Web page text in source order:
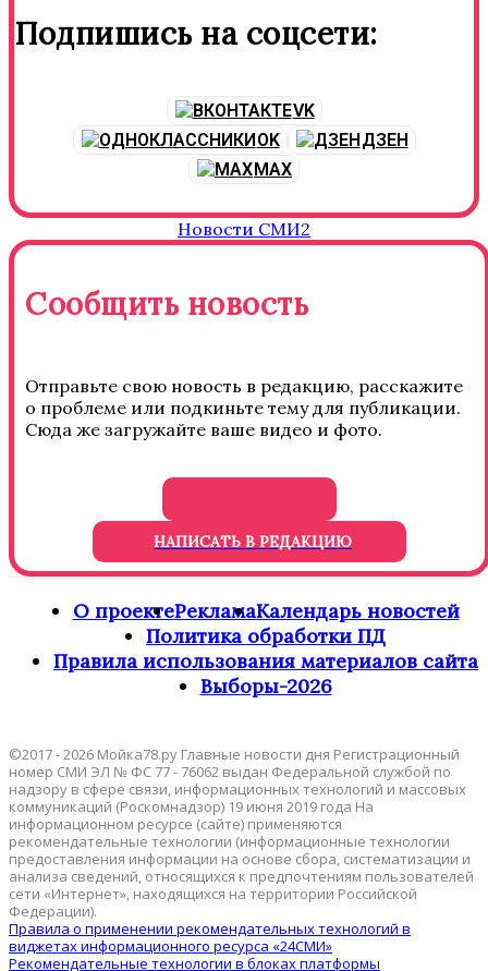
Подпишись на соцсети:
VK
OK
ДЗЕН
MAX
Новости СМИ2
Сообщить новость
Отправьте свою новость в редакцию, расскажите
о проблеме или подкиньте тему для публикации.
Сюда же загружайте ваше видео и фото.
НАПИСАТЬ В РЕДАКЦИЮ
О проектеРекламаКалендарь новостей
Политика обработки ПД
Правила использования материалов сайта
Выборы-2026
©2017 - 2026 Мойка78.ру Главные новости дня Регистрационный
номер СМИ ЭЛ № ФС 77 - 76062 выдан Федеральной службой по
надзору в сфере связи, информационных технологий и массовых
коммуникаций (Роскомнадзор) 19 июня 2019 года На
информационном ресурсе (сайте) применяются
рекомендательные технологии (информационные технологии
предоставления информации на основе сбора, систематизации и
анализа сведений, относящихся к предпочтениям пользователей
сети «Интернет», находящихся на территории Российской
Федерации).
Правила о применении рекомендательных технологий в
виджетах информационного ресурса «24СМИ»
Рекомендательные технологии в блоках платформы